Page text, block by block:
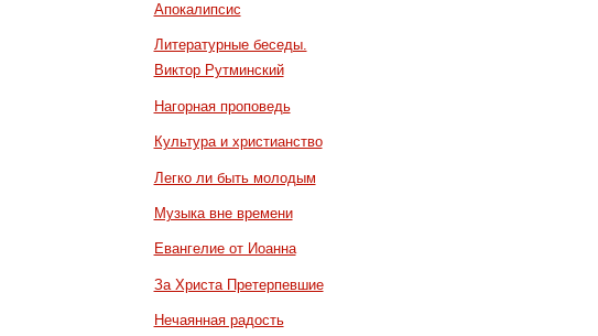
Апокалипсис
Литературные беседы.
Виктор Рутминский
Нагорная проповедь
Культура и христианство
Легко ли быть молодым
Музыка вне времени
Евангелие от Иоанна
За Христа Претерпевшие
Нечаянная радость